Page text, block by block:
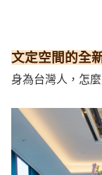
文定空間的全
身為台灣人，怎